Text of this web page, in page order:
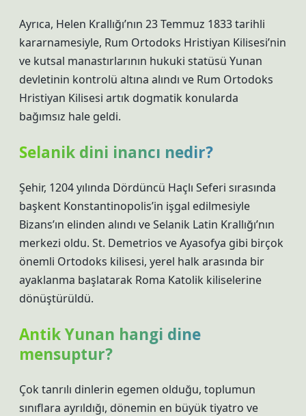
Ayrıca, Helen Krallığı’nın 23 Temmuz 1833 tarihli
kararnamesiyle, Rum Ortodoks Hristiyan Kilisesi’nin
ve kutsal manastırlarının hukuki statüsü Yunan
devletinin kontrolü altına alındı ​​ve Rum Ortodoks
Hristiyan Kilisesi artık dogmatik konularda
bağımsız hale geldi.
Selanik dini inancı nedir?
Şehir, 1204 yılında Dördüncü Haçlı Seferi sırasında
başkent Konstantinopolis’in işgal edilmesiyle
Bizans’ın elinden alındı ​​ve Selanik Latin Krallığı’nın
merkezi oldu. St. Demetrios ve Ayasofya gibi birçok
önemli Ortodoks kilisesi, yerel halk arasında bir
ayaklanma başlatarak Roma Katolik kiliselerine
dönüştürüldü.
Antik Yunan hangi dine
mensuptur?
Çok tanrılı dinlerin egemen olduğu, toplumun
sınıflara ayrıldığı, dönemin en büyük tiyatro ve